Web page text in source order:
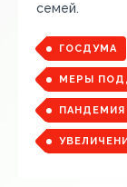
семей.
ГОСДУМА
МЕРЫ